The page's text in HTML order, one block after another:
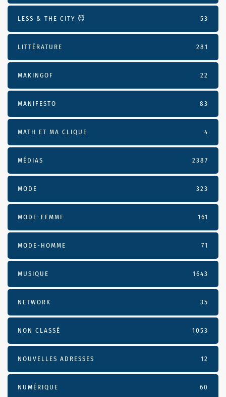
LESS & THE CITY 😈 53
LITTÉRATURE 281
MAKINGOF 22
MANIFESTO 83
MATH ET MA CLIQUE 4
MÉDIAS 2387
MODE 323
MODE-FEMME 161
MODE-HOMME 71
MUSIQUE 1643
NETWORK 35
NON CLASSÉ 1053
NOUVELLES ADRESSES 12
NUMÉRIQUE 60